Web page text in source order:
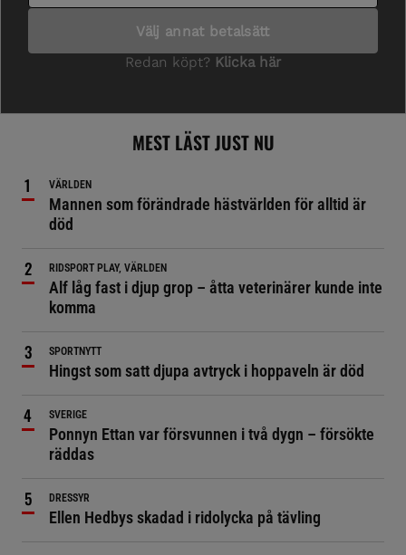
MEST LÄST JUST NU
VÄRLDEN
Mannen som förändrade hästvärlden för alltid är
död
RIDSPORT PLAY, VÄRLDEN
Alf låg fast i djup grop – åtta veterinärer kunde inte
komma
SPORTNYTT
Hingst som satt djupa avtryck i hoppaveln är död
SVERIGE
Ponnyn Ettan var försvunnen i två dygn – försökte
räddas
DRESSYR
Ellen Hedbys skadad i ridolycka på tävling